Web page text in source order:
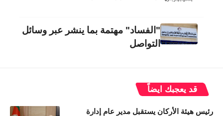
"الفساد" مهتمة بما ينشر عبر وسائل
التواصل
قد يعجبك ايضاً
رئيس هيئة الأركان يستقبل مدير عام إدارة